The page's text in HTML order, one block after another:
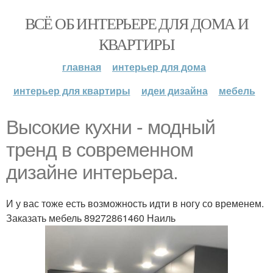
ВСЁ ОБ ИНТЕРЬЕРЕ ДЛЯ ДОМА И
КВАРТИРЫ
главная
интерьер для дома
интерьер для квартиры
идеи дизайна мебель
Высокие кухни - модный
тренд в современном
дизайне интерьера.
И у вас тоже есть возможность идти в ногу со временем.
Заказать мебель 89272861460 Наиль